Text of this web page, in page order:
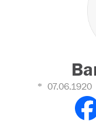
07.06.1920